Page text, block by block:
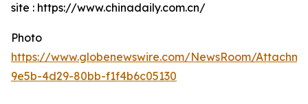
site : https://www.chinadaily.com.cn/
Photo
https://www.globenewswire.com/NewsRoom/
9e5b-4d29-80bb-f1f4b6c05130